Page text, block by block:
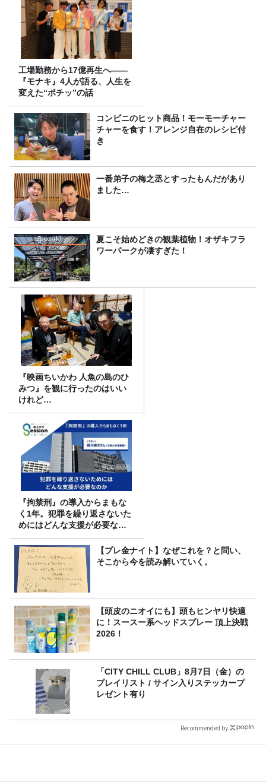
工場勤務から17億再生へ——
『モナキ』4人が語る、人生を
変えた“ポチッ”の話
コンビニのヒット商品！モーモーチャー
チャーを食す！アレンジ自在のレシピ付
き
一番弟子の梅之丞とすったもんだがあり
ました…
夏こそ始めどきの観葉植物！オザキフラ
ワーパークが凄すぎた！
『映画ちいかわ 人魚の島のひ
みつ』を観に行ったのはいい
けれど…
『拘禁刑』の導入からまもな
く1年。犯罪を繰り返さないた
めにはどんな支援が必要なの
か
【プレ金ナイト】なぜこれを？と問い、
そこから今を読み解いていく。
【頭皮のニオイにも】頭もヒンヤリ快適
に！スースー系ヘッドスプレー 頂上決戦
2026！
「CITY CHILL CLUB」8月7日（金）の
プレイリスト / サイン入りステッカープ
レゼント有り
Recommended by